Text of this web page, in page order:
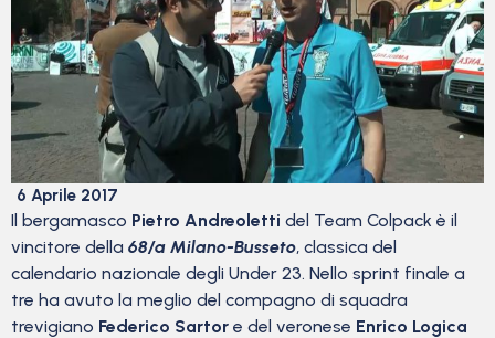
6 Aprile 2017
Il bergamasco Pietro Andreoletti del Team Colpack è il
vincitore della 68/a Milano-Busseto, classica del
calendario nazionale degli Under 23. Nello sprint finale a
tre ha avuto la meglio del compagno di squadra
trevigiano Federico Sartor e del veronese Enrico Logica